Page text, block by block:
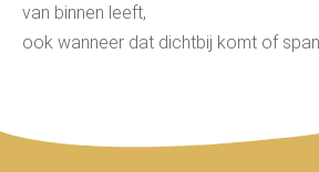
van binnen leeft,
ook wanneer dat dichtbij komt of